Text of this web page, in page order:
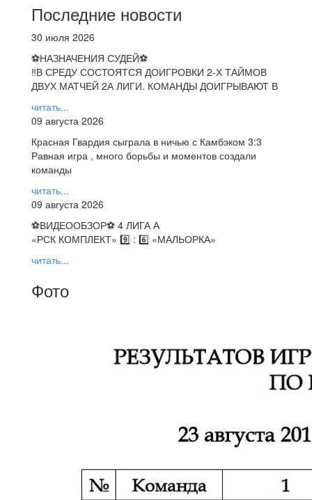
Последние новости
30 июля 2026
⚽НАЗНАЧЕНИЯ СУДЕЙ⚽
‼В СРЕДУ СОСТОЯТСЯ ДОИГРОВКИ 2-Х ТАЙМОВ
ДВУХ МАТЧЕЙ 2А ЛИГИ. КОМАНДЫ ДОИГРЫВАЮТ В
читать...
09 августа 2026
Красная Гвардия сыграла в ничью с Камбэком 3:3
Равная игра , много борьбы и моментов создали
команды
читать...
09 августа 2026
⚽️ВИДЕООБЗОР⚽️ 4 ЛИГА А
«РСК КОМПЛЕКТ» 9️⃣ : 6️⃣ «МАЛЬОРКА»
читать...
Фото